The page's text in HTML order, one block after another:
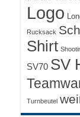
Logo
Rucksack
Shirt
SV70 SV
Turnbeutel